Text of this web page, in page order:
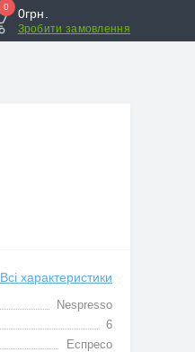
0 0грн.
Зробити замовлення
Всі характеристики
Nespresso
6
Еспресо